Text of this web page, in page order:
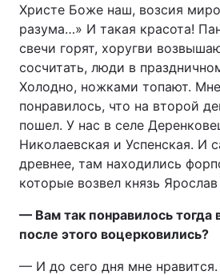
Христе Боже наш, возсия
разума…» И такая красота!
свечи горят, хоругви
сосчитать, люди в
Холодно, ножками топают.
понравилось, что на второй
пошел. У нас в селе
Николаевская и Успенская. И
древнее, там находились
которые возвел князь
— Вам так понравилось тогда
после этого воцерковились?
— И до сего дня мне